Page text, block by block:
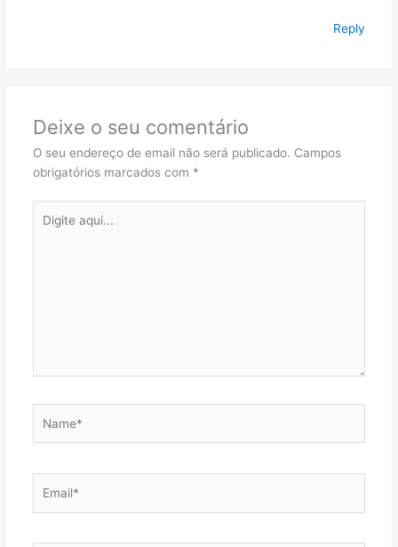
Reply
Deixe o seu comentário
O seu endereço de email não será publicado. Campos
obrigatórios marcados com *
aqui...